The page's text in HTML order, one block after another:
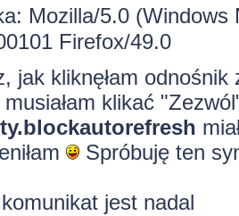
Mozilla/5.0
Firefox/49.0
jak kliknęłam
klikać
Spróbuję ten
jest nadal